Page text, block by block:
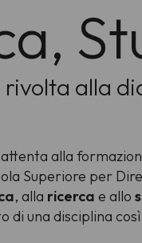
alla
alla
Superiore per
, alla ricerca e allo
di una disciplina